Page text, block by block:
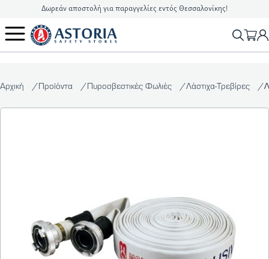
Δωρεάν αποστολή για παραγγελίες εντός Θεσσαλονίκης!
2310 90 16 16 info@astoriasafetystores.gr
Αρχική Προϊόντα Πυροσβεστικές Φωλιές Λάστιχα-Τρεβίρες